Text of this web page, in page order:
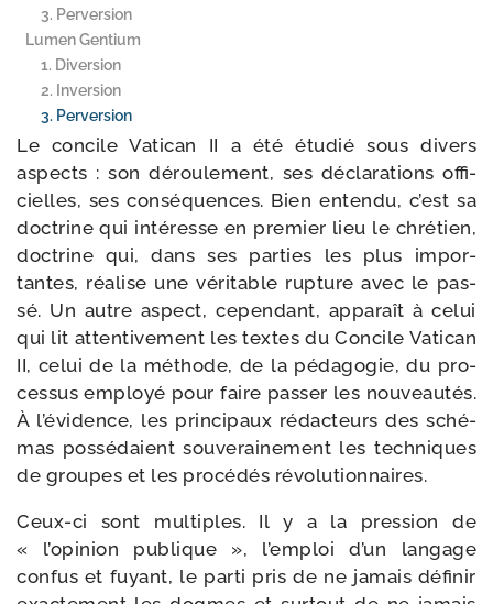
3. Perversion
Lumen Gentium
1. Diversion
2. Inversion
3. Perversion
Le concile Vatican II a été étu­dié sous divers
aspects : son dérou­le­ment, ses décla­ra­tions offi­
cielles, ses consé­quences. Bien enten­du, c’est sa
doc­trine qui inté­resse en pre­mier lieu le chré­tien,
doc­trine qui, dans ses par­ties les plus impor­
tantes, réa­lise une véri­table rup­ture avec le pas­
sé. Un autre aspect, cepen­dant, appa­raît à celui
qui lit atten­ti­ve­ment les textes du Concile Vatican
II, celui de la méthode, de la péda­go­gie, du pro­
ces­sus employé pour faire pas­ser les nou­veau­tés.
À l’évidence, les prin­ci­paux rédac­teurs des sché­
mas pos­sé­daient sou­ve­rai­ne­ment les tech­niques
de groupes et les pro­cé­dés révolutionnaires.
Ceux-​ci sont mul­tiples. Il y a la pres­sion de
« l’opinion publique », l’emploi d’un lan­gage
confus et fuyant, le par­ti pris de ne jamais défi­nir